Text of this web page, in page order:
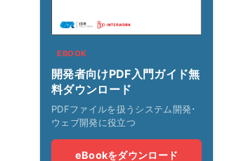
EBOOK
開発者向けPDF入門ガイド無
料ダウンロード
PDFファイルを扱うシステム開発･
ウェブ開発に役立つ
eBookをダウンロード